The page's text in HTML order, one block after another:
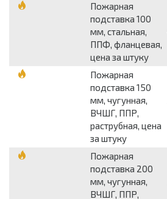
Пожарная
подставка 100
мм, стальная,
ППФ, фланцевая,
цена за штуку
Пожарная
подставка 150
мм, чугунная,
ВЧШГ, ППР,
раструбная, цена
за штуку
Пожарная
подставка 200
мм, чугунная,
ВЧШГ, ППР,